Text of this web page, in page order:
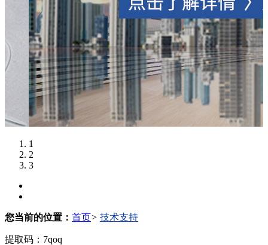
1
2
3
您当前的位置： 首页> 技术支持
提取码：7qoq